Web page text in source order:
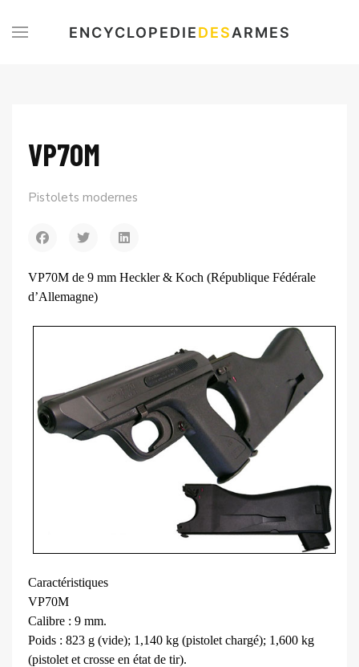
ENCYCLOPEDIEDESARMES
VP70M
Pistolets modernes
VP70M de 9 mm Heckler & Koch (République Fédérale
d’Allemagne)
Caractéristiques
VP70M
Calibre : 9 mm.
Poids : 823 g (vide); 1,140 kg (pistolet chargé); 1,600 kg
(pistolet et crosse en état de tir).